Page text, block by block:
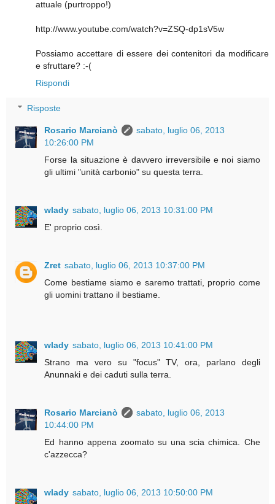
attuale (purtroppo!)
http://www.youtube.com/watch?v=ZSQ-dp1sV5w
Possiamo accettare di essere dei contenitori da modificare
e sfruttare? :-(
Rispondi
Risposte
Rosario Marcianò
sabato, luglio 06, 2013
10:26:00 PM
Forse la situazione è davvero irreversibile e noi siamo
gli ultimi "unità carbonio" su questa terra.
wlady sabato, luglio 06, 2013 10:31:00 PM
E' proprio così.
Zret sabato, luglio 06, 2013 10:37:00 PM
Come bestiame siamo e saremo trattati, proprio come
gli uomini trattano il bestiame.
wlady sabato, luglio 06, 2013 10:41:00 PM
Strano ma vero su "focus" TV, ora, parlano degli
Anunnaki e dei caduti sulla terra.
Rosario Marcianò
sabato, luglio 06, 2013
10:44:00 PM
Ed hanno appena zoomato su una scia chimica. Che
c'azzecca?
wlady sabato, luglio 06, 2013 10:50:00 PM